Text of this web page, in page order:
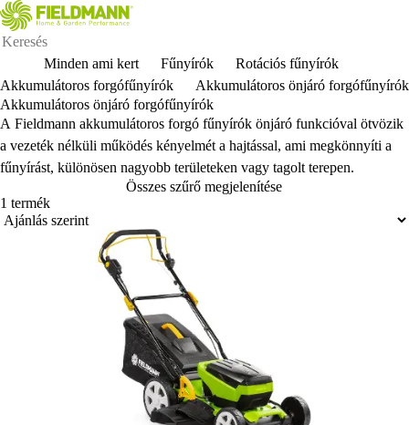
Minden ami kert Fűnyírók
Rotációs fűnyírók
Akkumulátoros forgófűnyírók
Akkumulátoros önjáró forgófűnyírók
Akkumulátoros önjáró forgófűnyírók
A Fieldmann akkumulátoros forgó fűnyírók önjáró funkcióval ötvözik
a vezeték nélküli működés kényelmét a hajtással, ami megkönnyíti a
fűnyírást, különösen nagyobb területeken vagy tagolt terepen.
Összes szűrő megjelenítése
1 termék